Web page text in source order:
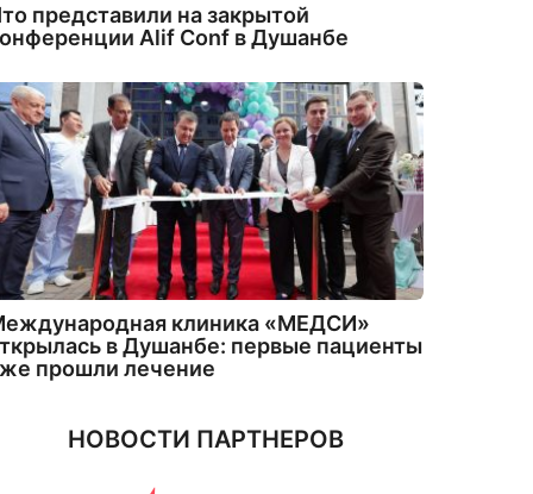
представили на закрытой
Alif Conf в Душанбе
клиника «МЕДСИ»
в Душанбе: первые пациенты
прошли лечение
НОВОСТИ ПАРТНЕРОВ